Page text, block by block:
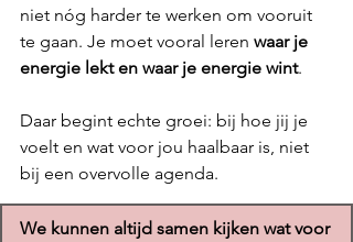
niet nóg harder te werken om vooruit
te gaan. Je moet vooral leren waar je
energie lekt en waar je energie wint.
Daar begint echte groei: bij hoe jij je
voelt en wat voor jou haalbaar is, niet
bij een overvolle agenda.
We kunnen altijd samen kijken wat voor